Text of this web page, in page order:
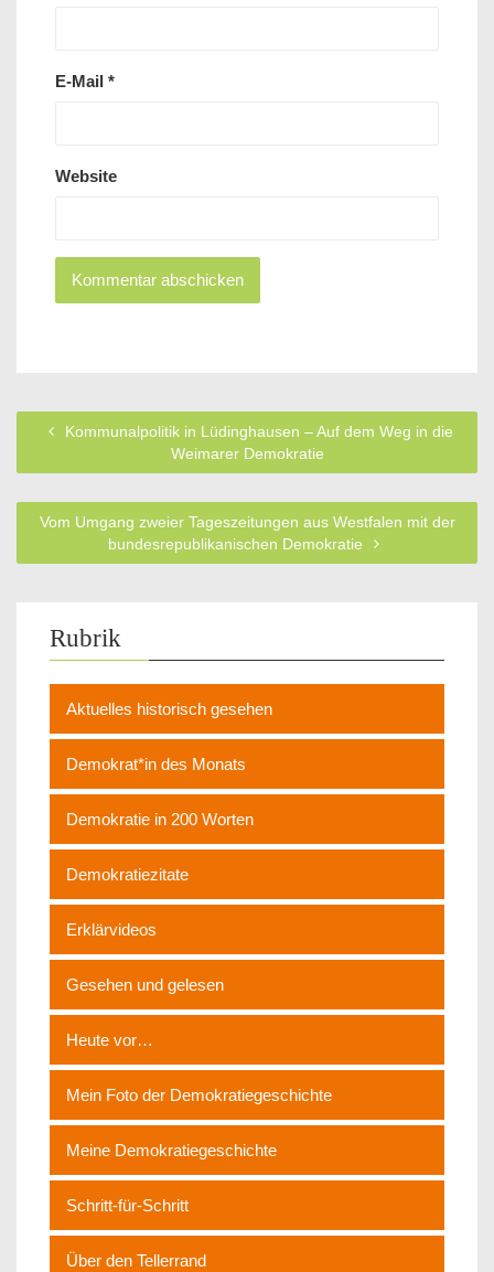
E-Mail *
Website
Kommunalpolitik in Lüdinghausen – Auf dem Weg in die
Weimarer Demokratie
Vom Umgang zweier Tageszeitungen aus Westfalen mit der
bundesrepublikanischen Demokratie
Rubrik
Aktuelles historisch gesehen
Demokrat*in des Monats
Demokratie in 200 Worten
Demokratiezitate
Erklärvideos
Gesehen und gelesen
Heute vor…
Mein Foto der Demokratiegeschichte
Meine Demokratiegeschichte
Schritt-für-Schritt
Über den Tellerrand